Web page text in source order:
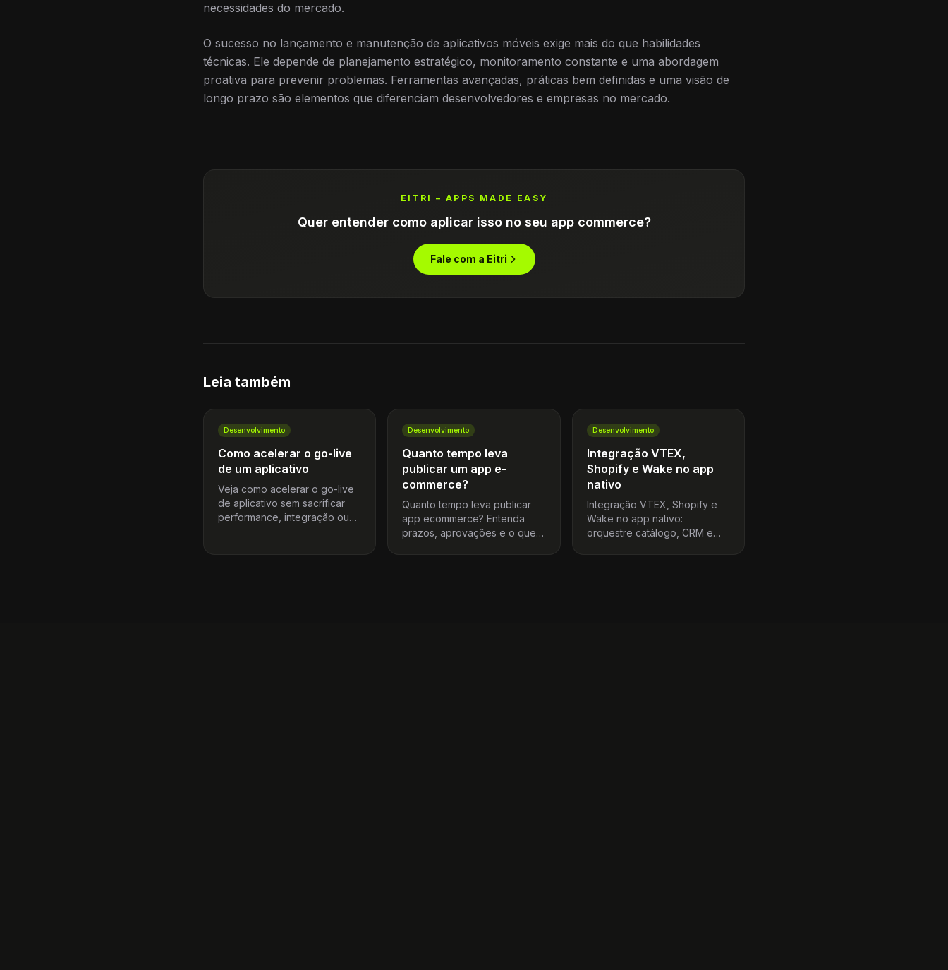
necessidades do mercado.
O sucesso no lançamento e manutenção de aplicativos móveis exige mais do que habilidades
técnicas. Ele depende de planejamento estratégico, monitoramento constante e uma abordagem
proativa para prevenir problemas. Ferramentas avançadas, práticas bem definidas e uma visão de
longo prazo são elementos que diferenciam desenvolvedores e empresas no mercado.
EITRI – APPS MADE EASY
Quer entender como aplicar isso no seu app commerce?
Fale com a Eitri
Leia também
Desenvolvimento
Como acelerar o go-live
de um aplicativo
Veja como acelerar o go-live
de aplicativo sem sacrificar
performance, integração ou
Desenvolvimento
Quanto tempo leva
publicar um app e-
commerce?
Quanto tempo leva publicar
app ecommerce? Entenda
prazos, aprovações e o que
Desenvolvimento
Integração VTEX,
Shopify e Wake no app
nativo
Integração VTEX, Shopify e
Wake no app nativo:
orquestre catálogo, CRM e